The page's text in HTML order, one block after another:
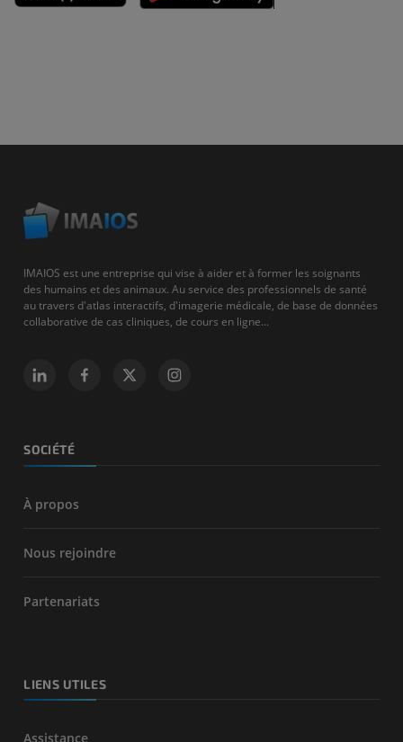
IMAIOS est une entreprise qui vise à aider et à former les soignants
des humains et des animaux. Au service des professionnels de santé
au travers d'atlas interactifs, d'imagerie médicale, de base de données
collaborative de cas cliniques, de cours en ligne...
SOCIÉTÉ
À propos
Nous rejoindre
Partenariats
LIENS UTILES
Assistance